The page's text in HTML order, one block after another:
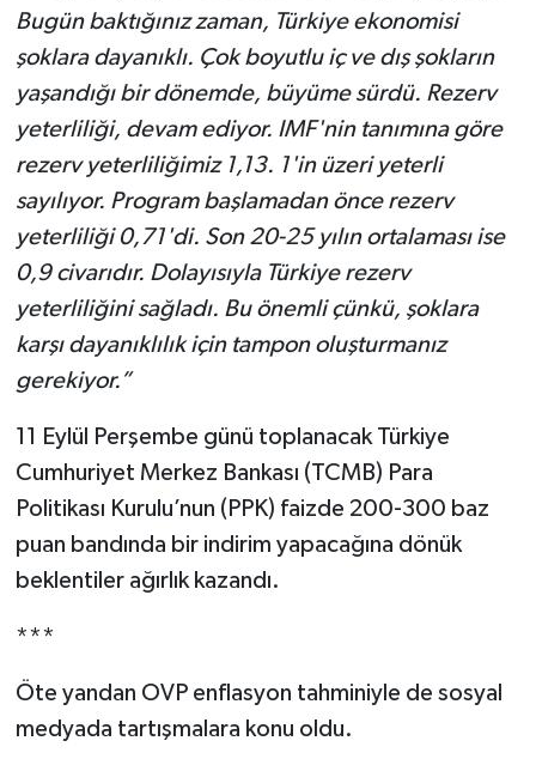
Bugün baktığınız zaman, Türkiye ekonomisi
şoklara dayanıklı. Çok boyutlu iç ve dış şokların
yaşandığı bir dönemde, büyüme sürdü. Rezerv
yeterliliği, devam ediyor. IMF'nin tanımına göre
rezerv yeterliliğimiz 1,13. 1'in üzeri yeterli
sayılıyor. Program başlamadan önce rezerv
yeterliliği 0,71'di. Son 20-25 yılın ortalaması ise
0,9 civarıdır. Dolayısıyla Türkiye rezerv
yeterliliğini sağladı. Bu önemli çünkü, şoklara
karşı dayanıklılık için tampon oluşturmanız
gerekiyor.”
11 Eylül Perşembe günü toplanacak Türkiye
Cumhuriyet Merkez Bankası (TCMB) Para
Politikası Kurulu’nun (PPK) faizde 200-300 baz
puan bandında bir indirim yapacağına dönük
beklentiler ağırlık kazandı.
***
Öte yandan OVP enflasyon tahminiyle de sosyal
medyada tartışmalara konu oldu.